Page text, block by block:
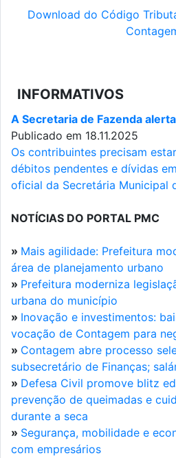
Download do Código
INFORMATIVOS
A Secretaria de Fazenda
Publicado em 18.11.2025
Os contribuintes precisam
débitos pendentes e dívidas
oficial da Secretária Municipal
NOTÍCIAS DO PORTAL PMC
» Mais agilidade: Prefeitura
área de planejamento urbano
» Prefeitura moderniza
urbana do município
» Inovação e investimentos:
vocação de Contagem para
» Contagem abre processo
subsecretário de Finanças;
» Defesa Civil promove blitz
prevenção de queimadas e
durante a seca
» Segurança, mobilidade e
com empresários